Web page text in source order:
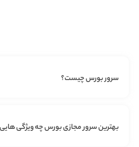
سرور بورس چیست؟
بهترین سرور مجازی بورس چه ویژگی هایی